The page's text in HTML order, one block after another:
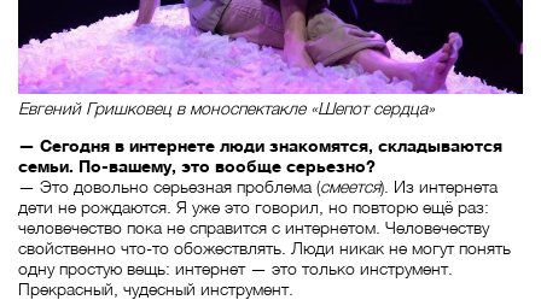
Евгений Гришковец в моноспектакле «Шепот сердца»
— Сегодня в интернете люди знакомятся, складываются
семьи. По-вашему, это вообще серьезно?
— Это довольно серьезная проблема (смеется). Из интернета
дети не рождаются. Я уже это говорил, но повторю ещё раз:
человечество пока не справится с интернетом. Человечеству
свойственно что-то обожествлять. Люди никак не могут понять
одну простую вещь: интернет — это только инструмент.
Прекрасный, чудесный инструмент.